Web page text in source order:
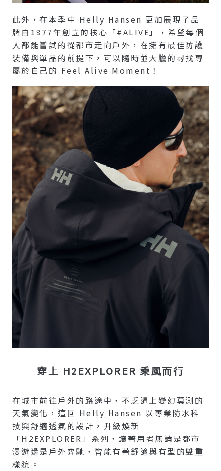
此外，在本季中 Helly Hansen 更加展現了品
牌自1877年創立的核心「#ALIVE」，希望每個
人都能嘗試的從都市走向戶外，在擁有最佳防護
裝備與單品的前提下，可以隨時並大膽的尋找專
屬於自己的 Feel Alive Moment！
穿上 H2EXPLORER 乘風而行
在城市前往戶外的路途中，不乏遇上變幻莫測的
天氣變化，這回 Helly Hansen 以專業防水科
技與舒適透氣的設計，升級煥新
「H2EXPLORER」系列，讓著用者無論是都市
漫遊還是戶外奔馳，皆能有著舒適與有型的雙重
樣貌。